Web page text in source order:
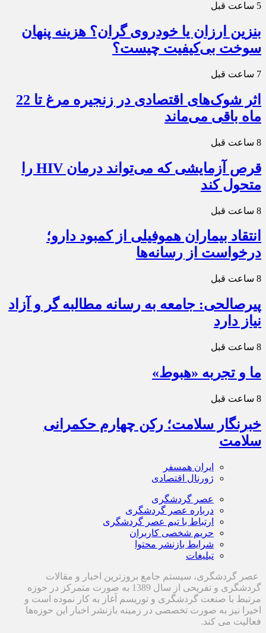
5 ساعت قبل
بنزین ارزان یا خودروی گران؟ هزینه پنهان
سوخت بی‌کیفیت چیست؟
7 ساعت قبل
اثر شوک‌های اقتصادی در زنجیره مرغ تا 22
ماه باقی می‌ماند
8 ساعت قبل
قرص آزمایشی که می‌تواند درمان HIV را
متحول کند
8 ساعت قبل
انتقاد بیماران هموفیلی از کمبود دارو؛
درخواست از رسانه‌ها
8 ساعت قبل
پیرصالحی: جامعه به رسانه مطالبه گر و آزاد
نیاز دارد
8 ساعت قبل
ما و تجربه «هبوط»
8 ساعت قبل
خبرنگار سلامت؛ رکن چهارم حکمرانی
سلامت
ایران همسفر
ژورنال اقتصادی
عصر گردشگری
درباره عصر گردشگری
ارتباط با تیم عصر گردشگری
حریم شخصی کاربران
شرایط بازنشر محتوا
تبلیغات
عصر گردشگری، سیستم جامع بروزترین اخبار و مقالات
گردشگری و تفریحی از سال 1389 به صورت متمرکز در حوزه
مرتبط با صنعت گردشگری و توریسم آغاز به کار نموده است و
اخیرا نیز به صورت تخصصی در زمینه بازنشر اخبار این حوزه‌ها
فعالیت می کند.